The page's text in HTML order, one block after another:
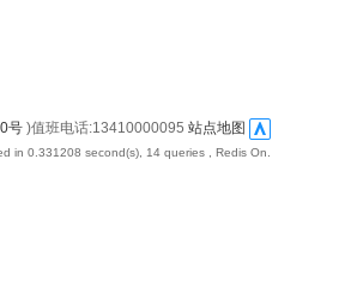
号 )值班电话:13410000095 站点地图
in 0.331208 second(s), 14 queries , Redis On.